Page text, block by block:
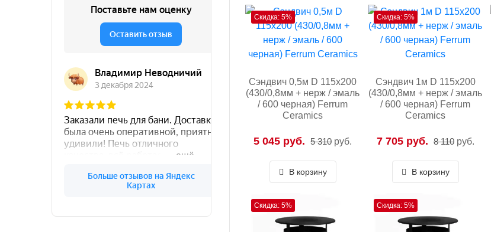
Скидка: 5%
Сэндвич 0,5м D 115х200
(430/0,8мм + нерж / эмаль
/ 600 черная) Ferrum
Ceramics
5 045 руб. 5 310 руб.
В корзину
Скидка: 5%
Сэндвич 1м D 115х200
(430/0,8мм + нерж / эмаль
/ 600 черная) Ferrum
Ceramics
7 705 руб. 8 110 руб.
В корзину
Скидка: 5% Скидка: 5%